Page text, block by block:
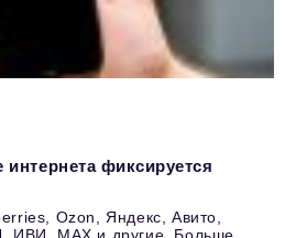
фиксируется
Ozon, Яндекс, Авито,
ИВИ, MAX и другие. Больше